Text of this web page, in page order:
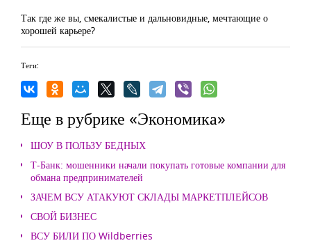
Так где же вы, смекалистые и дальновидные, мечтающие о
хорошей карьере?
Теги:
Еще в рубрике «Экономика»
ШОУ В ПОЛЬЗУ БЕДНЫХ
Т-Банк: мошенники начали покупать готовые компании для
обмана предпринимателей
ЗАЧЕМ ВСУ АТАКУЮТ СКЛАДЫ МАРКЕТПЛЕЙСОВ
СВОЙ БИЗНЕС
ВСУ БИЛИ ПО Wildberries